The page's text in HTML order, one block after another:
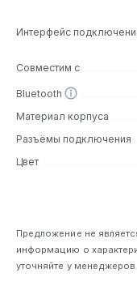
Интерфейс
Совместим с
Bluetooth
Материал корпуса
Разъёмы подключения
Цвет
Предложение не
информацию о
уточняйте у менеджеров.